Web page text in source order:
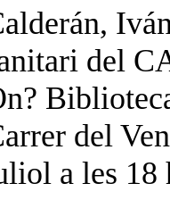
del
del
a les